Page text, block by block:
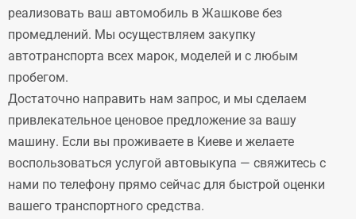
реализовать ваш автомобиль в Жашкове без
промедлений. Мы осуществляем закупку
автотранспорта всех марок, моделей и с любым
пробегом.
Достаточно направить нам запрос, и мы сделаем
привлекательное ценовое предложение за вашу
машину. Если вы проживаете в Киеве и желаете
воспользоваться услугой автовыкупа — свяжитесь с
нами по телефону прямо сейчас для быстрой оценки
вашего транспортного средства.